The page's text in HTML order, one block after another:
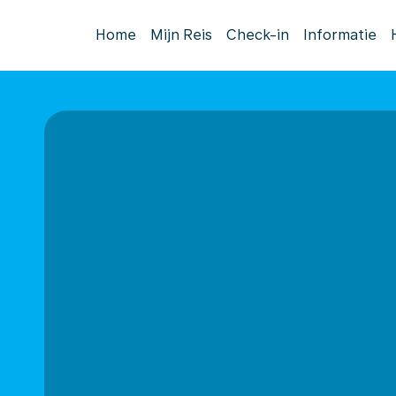
Home Mijn Reis Check-in Informatie